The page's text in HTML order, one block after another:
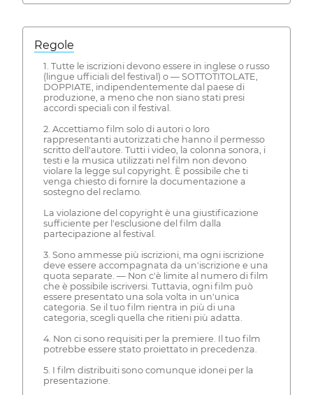
Regole
1. Tutte le iscrizioni devono essere in inglese o russo
(lingue ufficiali del festival) o — SOTTOTITOLATE,
DOPPIATE, indipendentemente dal paese di
produzione, a meno che non siano stati presi
accordi speciali con il festival.
2. Accettiamo film solo di autori o loro
rappresentanti autorizzati che hanno il permesso
scritto dell'autore. Tutti i video, la colonna sonora, i
testi e la musica utilizzati nel film non devono
violare la legge sul copyright. È possibile che ti
venga chiesto di fornire la documentazione a
sostegno del reclamo.
La violazione del copyright è una giustificazione
sufficiente per l'esclusione del film dalla
partecipazione al festival.
3. Sono ammesse più iscrizioni, ma ogni iscrizione
deve essere accompagnata da un'iscrizione e una
quota separate. — Non c'è limite al numero di film
che è possibile iscriversi. Tuttavia, ogni film può
essere presentato una sola volta in un'unica
categoria. Se il tuo film rientra in più di una
categoria, scegli quella che ritieni più adatta.
4. Non ci sono requisiti per la premiere. Il tuo film
potrebbe essere stato proiettato in precedenza.
5. I film distribuiti sono comunque idonei per la
presentazione.